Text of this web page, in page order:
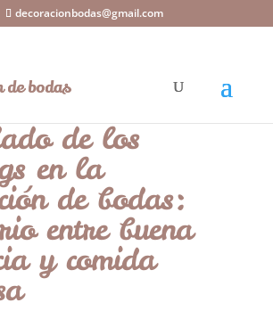
decoracionbodas@gmail.com
de los
en la
de bodas:
entre buena
y comida